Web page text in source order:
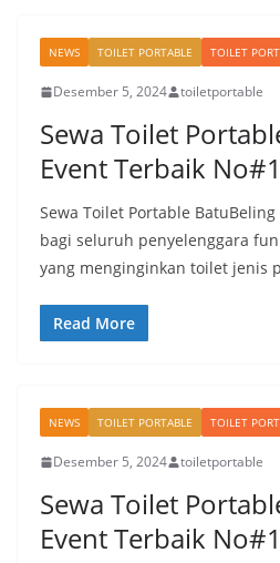
NEWS TOILET PORTABLE TOILET
Desember 5, 2024 toiletportable
Sewa Toilet
Event Terbaik
Sewa Toilet Portable
bagi seluruh penyelenggara
yang menginginkan toilet jenis
Read More
NEWS TOILET PORTABLE TOILET
Desember 5, 2024 toiletportable
Sewa Toilet
Event Terbaik